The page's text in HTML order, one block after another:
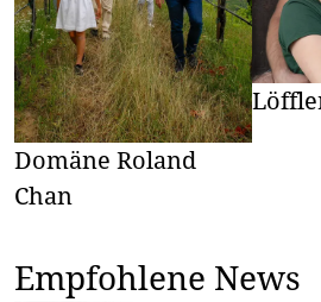
Domäne Roland
Chan
Empfohlene News